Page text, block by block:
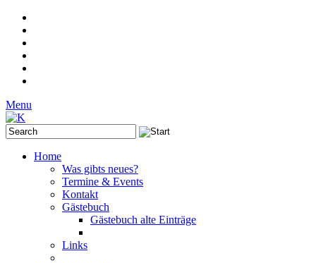
Menu
Home
Was gibts neues?
Termine & Events
Kontakt
Gästebuch
Gästebuch alte Einträge
Links